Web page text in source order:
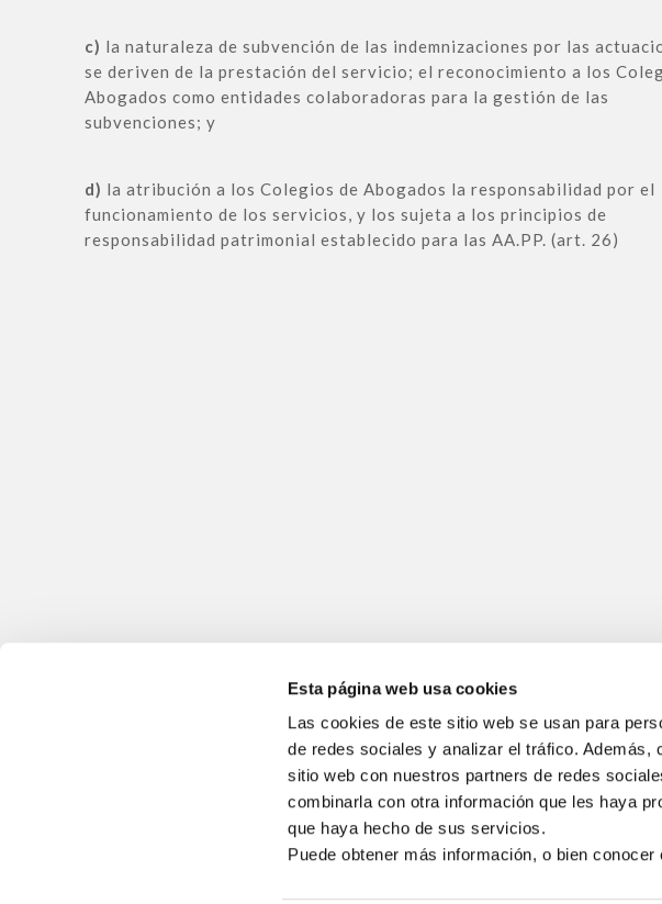
Esta página web usa cookies
Las cookies de este sitio web se usan para
de redes sociales y analizar el tráfico. Además,
sitio web con nuestros partners de redes
combinarla con otra información que les haya
que haya hecho de sus servicios.
Puede obtener más información, o bien
c) la naturaleza de subvención de las indemnizaciones por las
se deriven de la prestación del servicio; el reconocimiento a los
Abogados como entidades colaboradoras para la gestión de las
subvenciones; y
d) la atribución a los Colegios de Abogados la responsabilidad por el
funcionamiento de los servicios, y los sujeta a los principios de
responsabilidad patrimonial establecido para las AA.PP. (art. 26)